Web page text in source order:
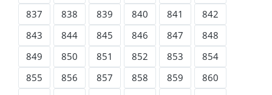
837
838 839 840 841
842
843
844 845 846 847
848
849
850 851 852 853
854
855
856 857 858 859
860